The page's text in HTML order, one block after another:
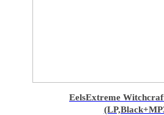
EelsExtreme